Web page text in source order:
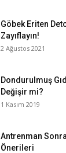
Göbek Eriten
Zayıflayın!
2 Ağustos 2021
Dondurulmuş
Değişir mi?
1 Kasım 2019
Antrenman
Önerileri